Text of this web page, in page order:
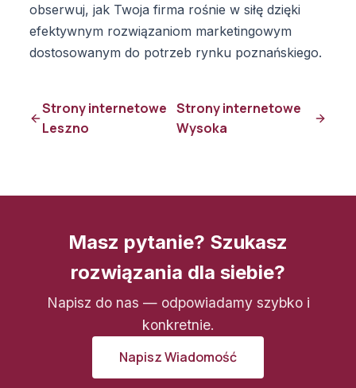
obserwuj, jak Twoja firma rośnie w siłę dzięki
efektywnym rozwiązaniom marketingowym
dostosowanym do potrzeb rynku poznańskiego.
Strony internetowe
Leszno
Strony internetowe
Wysoka
Masz pytanie? Szukasz
rozwiązania dla siebie?
Napisz do nas — odpowiadamy szybko i
konkretnie.
Napisz Wiadomość